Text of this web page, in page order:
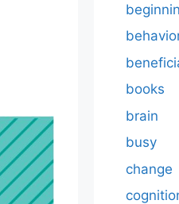
books
brain
busy
change